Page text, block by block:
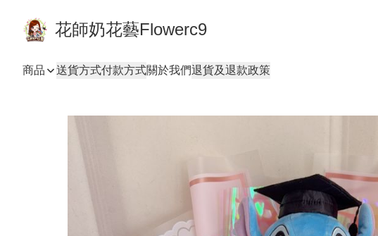
花師奶花藝Flowerc9
商品 送貨方式付款方式關於我們退貨及退款政策